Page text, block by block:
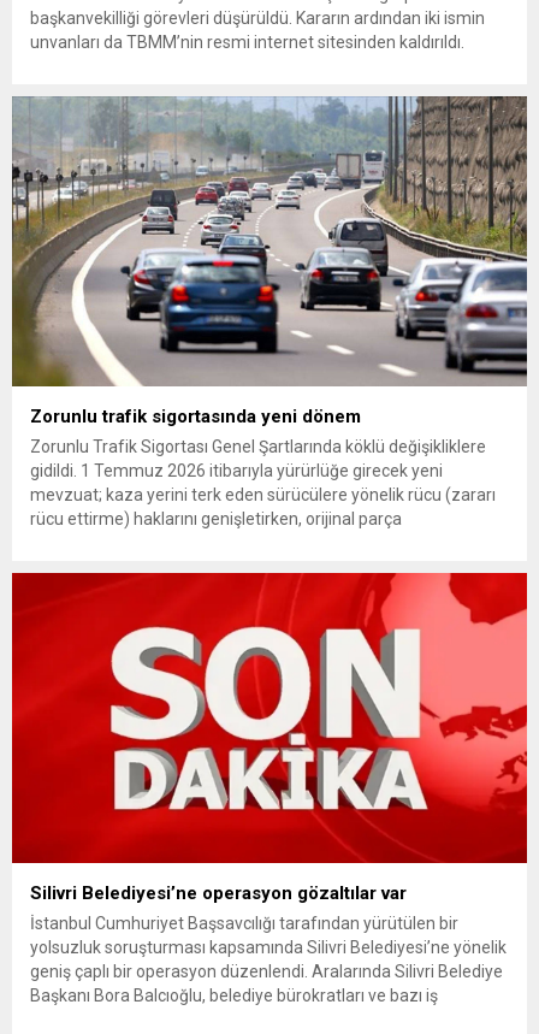
başkanvekilliği görevleri düşürüldü. Kararın ardından iki ismin
unvanları da TBMM’nin resmi internet sitesinden kaldırıldı.
çıkarma cezası uygulanmak üzere Yüksek Disiplin Kurulu’na
(YDK) sevk edilen ve partideki tüm görevlerinden...
Zorunlu trafik sigortasında yeni dönem
Zorunlu Trafik Sigortası Genel Şartlarında köklü değişikliklere
gidildi. 1 Temmuz 2026 itibarıyla yürürlüğe girecek yeni
mevzuat; kaza yerini terk eden sürücülere yönelik rücu (zararı
rücu ettirme) haklarını genişletirken, orijinal parça
getiriyor. Hazine Müsteşarlığına bağlı ilgili kurumlarca...
Silivri Belediyesi’ne operasyon gözaltılar var
İstanbul Cumhuriyet Başsavcılığı tarafından yürütülen bir
yolsuzluk soruşturması kapsamında Silivri Belediyesi’ne yönelik
geniş çaplı bir operasyon düzenlendi. Aralarında Silivri Belediye
Başkanı Bora Balcıoğlu, belediye bürokratları ve bazı iş